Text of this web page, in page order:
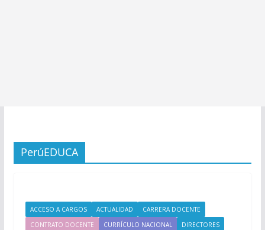
PerúEDUCA
ACCESO A CARGOS ACTUALIDAD
CARRERA DOCENTE
CONTRATO DOCENTE
CURRÍCULO NACIONAL
DIRECTORES